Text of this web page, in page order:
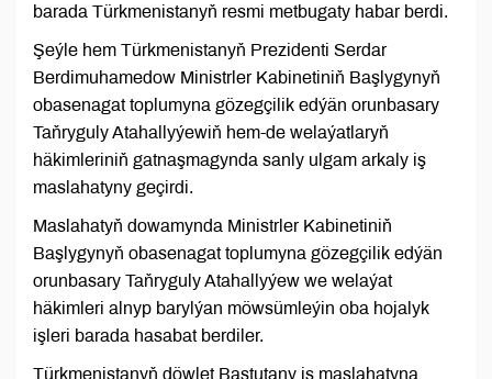
barada Türkmenistanyň resmi metbugaty habar berdi.
Şeýle hem Türkmenistanyň Prezidenti Serdar
Berdimuhamedow Ministrler Kabinetiniň Başlygynyň
obasenagat toplumyna gözegçilik edýän orunbasary
Taňryguly Atahallyýewiň hem-de welaýatlaryň
häkimleriniň gatnaşmagynda sanly ulgam arkaly iş
maslahatyny geçirdi.
Maslahatyň dowamynda Ministrler Kabinetiniň
Başlygynyň obasenagat toplumyna gözegçilik edýän
orunbasary Taňryguly Atahallyýew we welaýat
häkimleri alnyp barylýan möwsümleýin oba hojalyk
işleri barada hasabat berdiler.
Türkmenistanyň döwlet Baştutany iş maslahatyna